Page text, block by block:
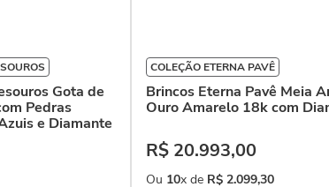
Gota de
Pedras
e Diamante
COLEÇÃO ETERNA PAVÊ
Brincos Eterna Pavê Meia
Ouro Amarelo 18k com
R$ 20.993,00
Ou 10x de R$ 2.099,30